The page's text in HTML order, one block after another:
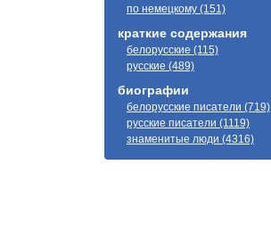
по немецкому (151)
краткие содержания
белорусские (115)
русские (489)
биографии
белорусские писатели (719)
русские писатели (1119)
знаменитые люди (4316)